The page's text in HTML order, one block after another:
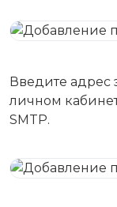
Введите адрес
личном
SMTP.